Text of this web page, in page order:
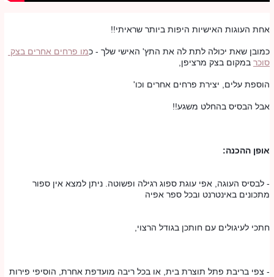
אחת העוגות האישיות היפות ביותר שראיתי!!
כמובן שאת יכולה לתת לה את התץ' האישי שלך - כ
סוכר במקום בצק מרציפן,
הוספת עלים, יצירת פרחים אחרים וכו'
אבל הבסיס בהחלט משגע!!
אופן ההכנה:
מתכונים באינטרנט ובכל ספר אפיה
חתכי לעיגולים עם חותכן בגודל הרצוי,